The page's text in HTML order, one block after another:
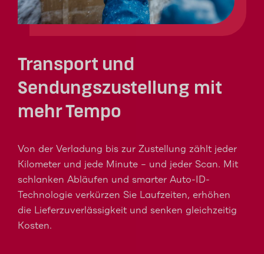
Transport und
Sendungszustellung mit
mehr Tempo
Von der Verladung bis zur Zustellung zählt jeder
Kilometer und jede Minute – und jeder Scan. Mit
schlanken Abläufen und smarter Auto-ID-
Technologie verkürzen Sie Laufzeiten, erhöhen
die Lieferzuverlässigkeit und senken gleichzeitig
Kosten.